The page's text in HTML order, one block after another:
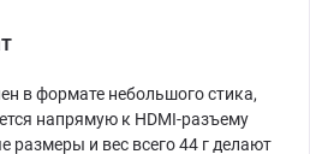
в формате небольшого стика,
напрямую к HDMI-разъему
размеры и вес всего 44 г делают